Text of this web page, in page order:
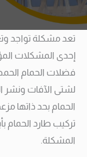
تعد مشكلة تواجد
إحدى المشكلات
فضلات الحمام
لشتى الآفات ونشر
الحمام بحد ذاتها
تركيب طارد الحمام
المشكلة.